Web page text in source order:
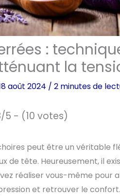
:
la
août 2024 / 2 minutes de
5 - (10 votes)
peut être un véritable
de tête. Heureusement, il
réaliser vous-même pour
et retrouver le confort.